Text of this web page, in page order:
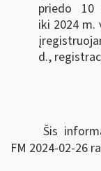
priedo 10
iki 2024 m.
d.,
Šis
FM 2024-02-26